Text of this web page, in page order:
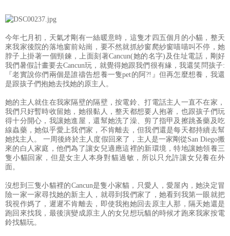
今年七月初，天氣才剛有一絲暖意時，這隻才四五個月的小貓，整天
來我家後院的落地窗前站崗，要不然就抓紗窗爬紗窗喵喵叫不停，她
脖子上掛著一個頸鍊，上面刻著Cancun(她的名字)及住址電話，剛好
我們暑假計畫要去Cancun玩，就覺得她跟我們很有緣，我還笑問孩子:
『老實說你們兩個是誰禱告想養一隻pet的阿?!』但再怎麼想養，我還
是跟孩子們抱她去找她的原主人。
她的主人就住在我家隔壁的隔壁，按電鈴、打電話主人一直不在家，
我們只好暫時收留她，她很黏人，整天都想要人抱著，也跟孩子們玩
得十分開心，我讓她進屋，還幫她洗了澡、剪了指甲及擦跳蚤藥及吃
線蟲藥，她似乎愛上我們家，不肯離去，但我們還是每天都持續去幫
她找主人。 一周後終於主人度假回來了，主人是一家剛從San Diego搬
來的白人家庭，他們為了讓女兒適應這裡的新環境，特地讓她領養三
隻小貓回家，但是女主人本身對貓過敏，所以只允許讓女兒養在外
面。
沒想到三隻小貓裡的Cancun是隻小家貓，只愛人，愛屋內，她決定冒
險一家一家尋找她的新主人，就尋到我們家了，她看到我第一眼就把
我視作媽了，遲遲不肯離去，即使我抱她回去原主人那，隔天她還是
跑回來找我，最後演變成原主人的女兒想玩貓的時候才跑來我家按電
鈴找貓玩。